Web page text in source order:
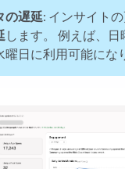
の遅延: インサイト
します。 例えば、日
曜日に利用可能にな